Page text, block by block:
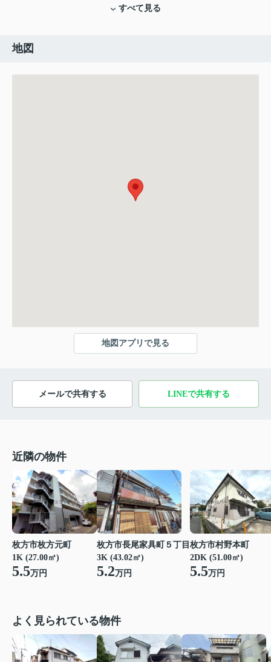
すべて見る
地図
地図アプリで見る
メールで共有する LINEで共有する
近隣の物件
枚方市枚方元町
1K (27.00㎡)
5.5万円
枚方市長尾家具町５丁目
3K (43.02㎡)
5.2万円
枚方市村野本町
2DK (51.00㎡)
5.5万円
よく見られている物件